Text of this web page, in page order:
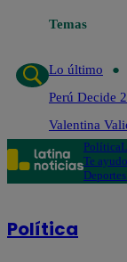
Temas
Lo último
Perú Decide
Valentina
Política
Te ayudo
Deportes
Política